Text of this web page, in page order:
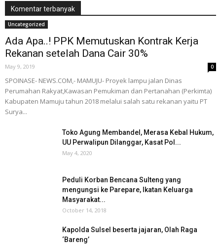
Komentar terbanyak
Uncategorized
Ada Apa..! PPK Memutuskan Kontrak Kerja
Rekanan setelah Dana Cair 30%
May 9, 2019 0
SPOINASE- NEWS.COM,- MAMUJU- Proyek lampu jalan Dinas
Perumahan Rakyat,Kawasan Pemukiman dan Pertanahan (Perkimta)
Kabupaten Mamuju tahun 2018 melalui salah satu rekanan yaitu PT
Surya...
Toko Agung Membandel, Merasa Kebal Hukum,
UU Perwalipun Dilanggar, Kasat Pol...
May 4, 2020
Peduli Korban Bencana Sulteng yang
mengungsi ke Parepare, Ikatan Keluarga
Masyarakat...
October 14, 2018
Kapolda Sulsel beserta jajaran, Olah Raga
‘Bareng’